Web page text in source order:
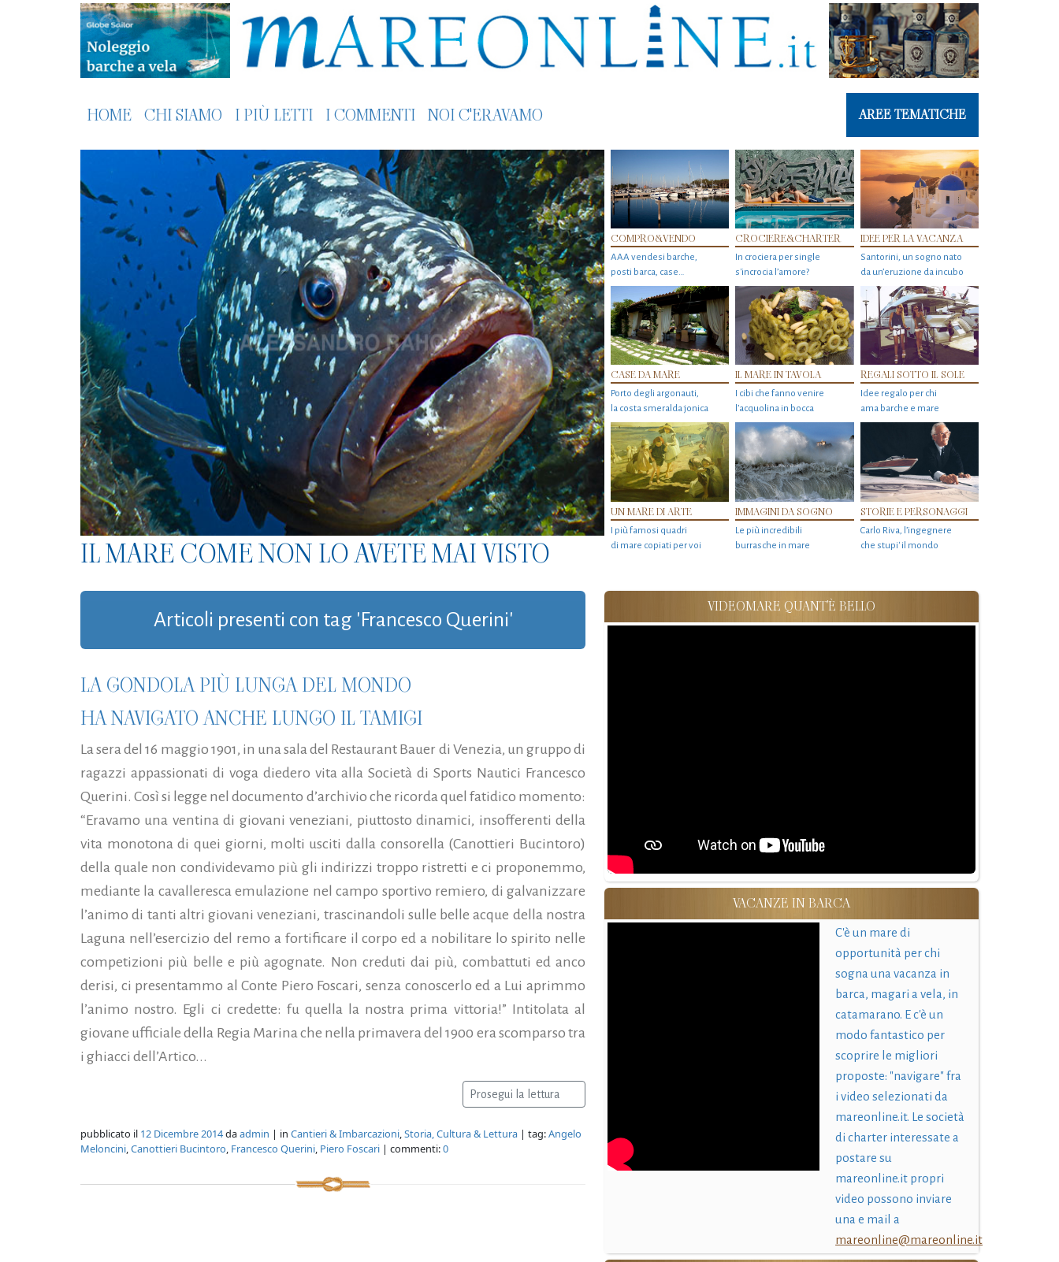
HOME CHI SIAMO I PIÙ LETTI I COMMENTI NOI C'ERAVAMO AREE TEMATICHE
IL MARE COME NON LO AVETE MAI VISTO
COMPRO&VENDO
AAA vendesi barche,
posti barca, case…
CROCIERE&CHARTER
In crociera per single
s'incrocia l’amore?
IDEE PER LA VACANZA
Santorini, un sogno nato
da un’eruzione da incubo
CASE DA MARE
Porto degli argonauti,
la costa smeralda jonica
IL MARE IN TAVOLA
I cibi che fanno venire
l’acquolina in bocca
REGALI SOTTO IL SOLE
Idee regalo per chi
ama barche e mare
UN MARE DI ARTE
I più famosi quadri
di mare copiati per voi
IMMAGINI DA SOGNO
Le più incredibili
burrasche in mare
STORIE E PERSONAGGI
Carlo Riva, l’ingegnere
che stupi' il mondo
Articoli presenti con tag 'Francesco Querini'
LA GONDOLA PIÙ LUNGA DEL MONDO
HA NAVIGATO ANCHE LUNGO IL TAMIGI
La sera del 16 maggio 1901, in una sala del Restaurant Bauer di Venezia, un gruppo di
ragazzi appassionati di voga diedero vita alla Società di Sports Nautici Francesco
Querini. Così si legge nel documento d’archivio che ricorda quel fatidico momento:
“Eravamo una ventina di giovani veneziani, piuttosto dinamici, insofferenti della
vita monotona di quei giorni, molti usciti dalla consorella (Canottieri Bucintoro)
della quale non condividevamo più gli indirizzi troppo ristretti e ci proponemmo,
mediante la cavalleresca emulazione nel campo sportivo remiero, di galvanizzare
l’animo di tanti altri giovani veneziani, trascinandoli sulle belle acque della nostra
Laguna nell’esercizio del remo a fortificare il corpo ed a nobilitare lo spirito nelle
competizioni più belle e più agognate. Non creduti dai più, combattuti ed anco
derisi, ci presentammo al Conte Piero Foscari, senza conoscerlo ed a Lui aprimmo
l’animo nostro. Egli ci credette: fu quella la nostra prima vittoria!” Intitolata al
giovane ufficiale della Regia Marina che nella primavera del 1900 era scomparso tra
i ghiacci dell’Artico...
Prosegui la lettura
pubblicato il 12 Dicembre 2014daadmin | in Cantieri & Imbarcazioni,Storia, Cultura & Lettura | tag:Angelo
Meloncini,Canottieri Bucintoro, Francesco Querini, Piero Foscari | commenti:0
VIDEOMARE QUANT'È BELLO
VACANZE IN BARCA
C'è un mare di
opportunità per chi
sogna una vacanza in
barca, magari a vela, in
catamarano. E c'è un
modo fantastico per
scoprire le migliori
proposte: "navigare" fra
i video selezionati da
mareonline.it. Le società
di charter interessate a
postare su
mareonline.it propri
video possono inviare
una e mail a
mareonline@mareonline.it